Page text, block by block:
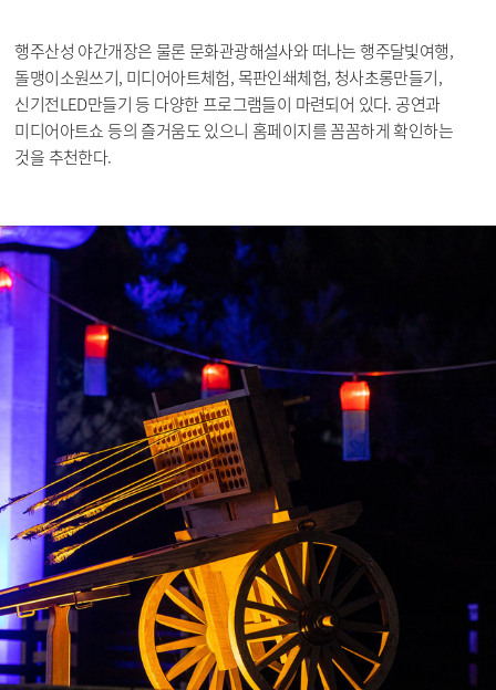
행주산성 야간개장은 물론 문화관광해설사와 떠나는 행주달빛여행,
돌맹이소원쓰기, 미디어아트체험, 목판인쇄체험, 청사초롱만들기,
신기전LED만들기 등 다양한 프로그램들이 마련되어 있다. 공연과
미디어아트쇼 등의 즐거움도 있으니 홈페이지를 꼼꼼하게 확인하는
것을 추천한다.